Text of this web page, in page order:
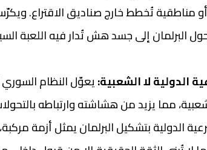
أو مناطقية تُخطط خارج صناديق الاقتراع.
البرلمان إلى جسد هش تُدار فيه اللعبة
الدولية لا الشعبية:يعوّل النظام السوري
مما يزيد من هشاشته وارتباطه
الدولية بتشكيل البرلمان يمثل أزمة